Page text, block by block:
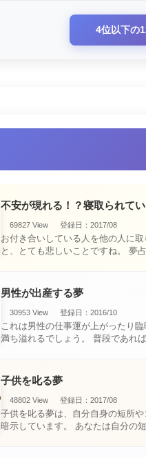
4位以下の
不安が現れる！？寝取られて
69827 View 登録日：2017/08
お付き合いしている人を他の人に
と、とても悲しいことですね。 夢占いにおいて、『寝取られている』夢は、現
男性が出産する夢
30953 View 登録日：2016/10
これは男性の仕事運が上がったり臨時
満ち溢れるでしょう。 普段であればあり得ない事が起きるのでビックリするで
子供を叱る夢
48802 View 登録日：2017/08
子供を叱る夢は、自分自身の短所
暗示しています。 あなたは自分の短所やコンプレックスを的確に認識してい